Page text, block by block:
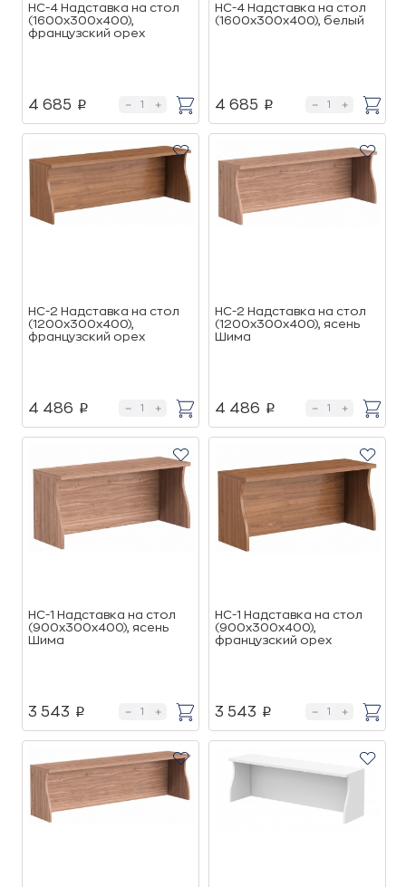
НС-4 Надставка на стол
(1600х300х400),
французский орех
4 685 p
НС-4 Надставка на стол
(1600х300х400), белый
4 685 p
НС-2 Надставка на стол
(1200х300х400),
французский орех
4 486 p
НС-2 Надставка на стол
(1200х300х400), ясень
Шима
4 486 p
НС-1 Надставка на стол
(900х300х400), ясень
Шима
3 543 p
НС-1 Надставка на стол
(900х300х400),
французский орех
3 543 p